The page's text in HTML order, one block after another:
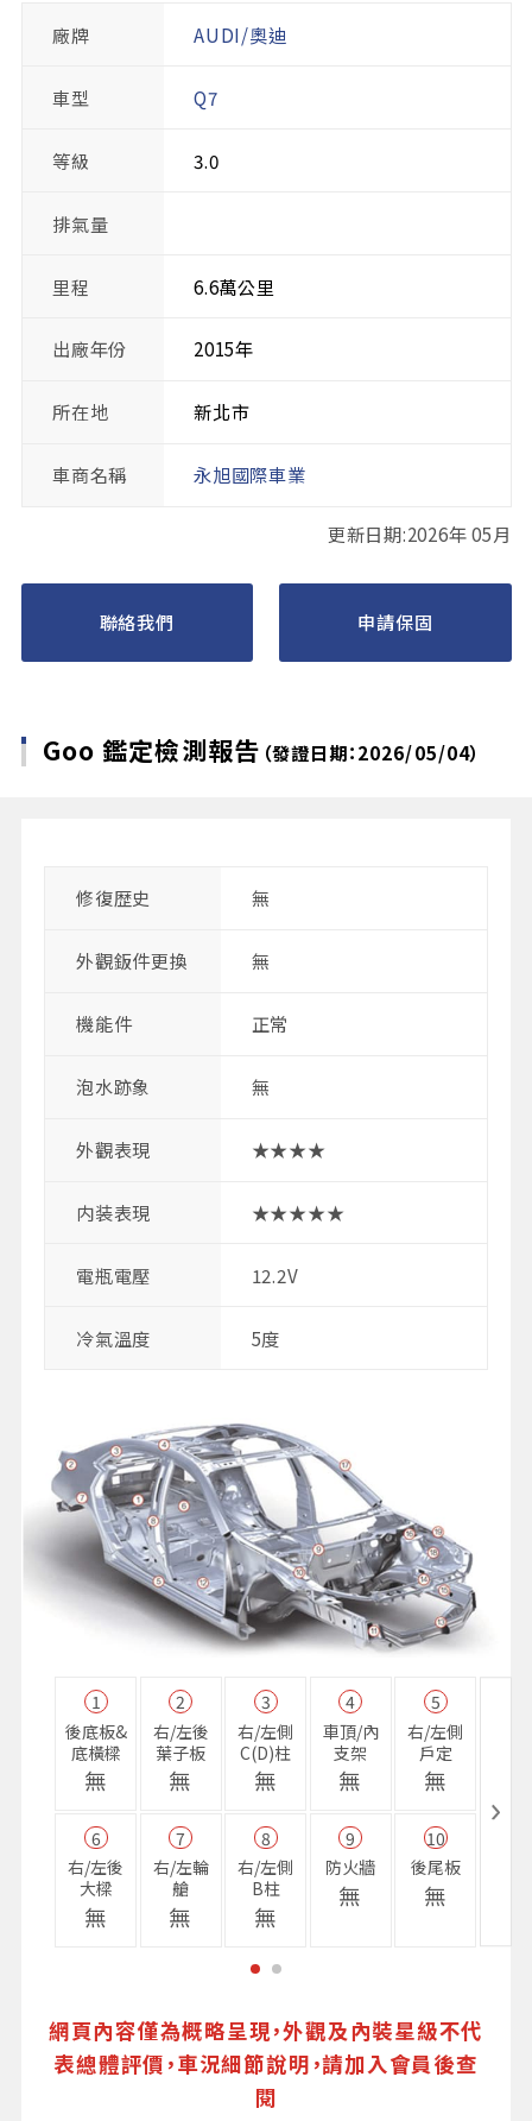
廠牌 AUDI/奧迪
車型 Q7
等級 3.0
排氣量
里程 6.6萬公里
出廠年份 2015年
所在地 新北市
車商名稱 永旭國際車業
更新日期:2026年 05月
聯絡我們 申請保固
Goo 鑑定檢測報告 （發證日期：2026/05/04）
修復歴史 無
外觀鈑件更換 無
機能件 正常
泡水跡象 無
外觀表現 ★★★★
内装表現 ★★★★★
電瓶電壓 12.2V
冷氣溫度 5度
1
後底板&
底橫樑
無
2
右/左後
葉子板
無
3
右/左側
C(D)柱
無
4
車頂/內
支架
無
5
右/左側
戶定
無
6
右/左後
大樑
無
7
右/左輪
艙
無
8
右/左側
B柱
無
9
防火牆
無
10
後尾板
無
網頁內容僅為概略呈現，外觀及內裝星級不代
表總體評價，車況細節說明，請加入會員後查
閱